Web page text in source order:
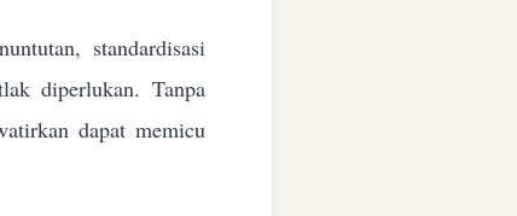
standardisasi
diperlukan. Tanpa
dapat memicu